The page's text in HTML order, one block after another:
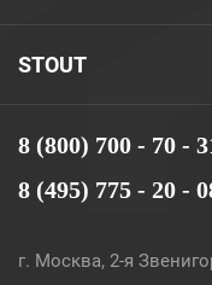
8 (800) 700 - 70 -
8 (495) 775 - 20 -
г. Москва, 2-я
STOUT